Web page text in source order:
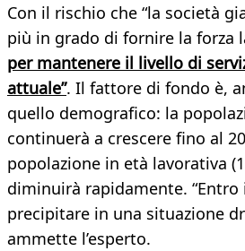
Con il rischio che “la società
più in grado di fornire la forza
per mantenere il livello di
attuale”. Il fattore di fondo è,
quello demografico: la
continuerà a crescere fino al
popolazione in età lavorativa
diminuirà rapidamente.
precipitare in una situazione
ammette l’esperto.